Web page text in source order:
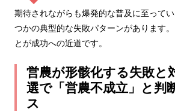
期待されながらも爆発的な普及に至って
つかの典型的な失敗パターンがあります
とが成功への近道です。
営農が形骸化する失敗と
選で「営農不成立」と判
ス